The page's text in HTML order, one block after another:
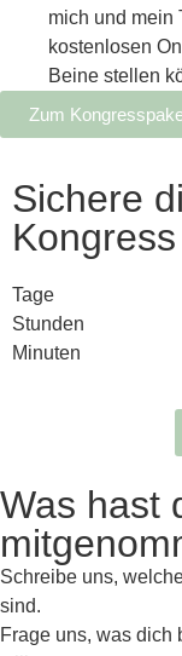
mich und mein
kostenlosen
Beine stellen
Zum
Sichere
Tage
Stunden
Minuten
Was hast
Schreibe uns,
sind.
Frage uns, was dich